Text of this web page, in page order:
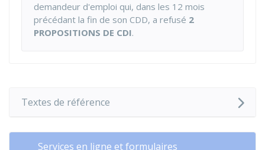
demandeur d'emploi qui, dans les 12 mois
précédant la fin de son CDD, a refusé 2
PROPOSITIONS DE CDI.
Textes de référence
Services en ligne et formulaires